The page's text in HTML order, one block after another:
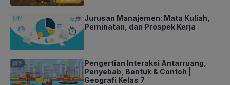
Jurusan Manajemen: Mata Kuliah,
Peminatan, dan Prospek Kerja
Pengertian Interaksi Antarruang,
Penyebab, Bentuk & Contoh |
Geografi Kelas 7